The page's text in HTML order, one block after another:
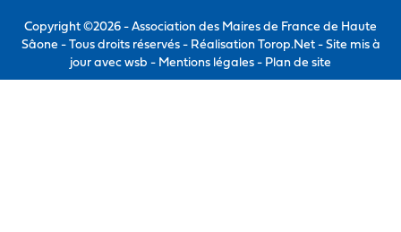
Copyright ©2026 - Association des Maires de France de Haute
Sâone - Tous droits réservés - Réalisation Torop.Net - Site mis à
jour avecwsb-Mentions légales-Plan de site